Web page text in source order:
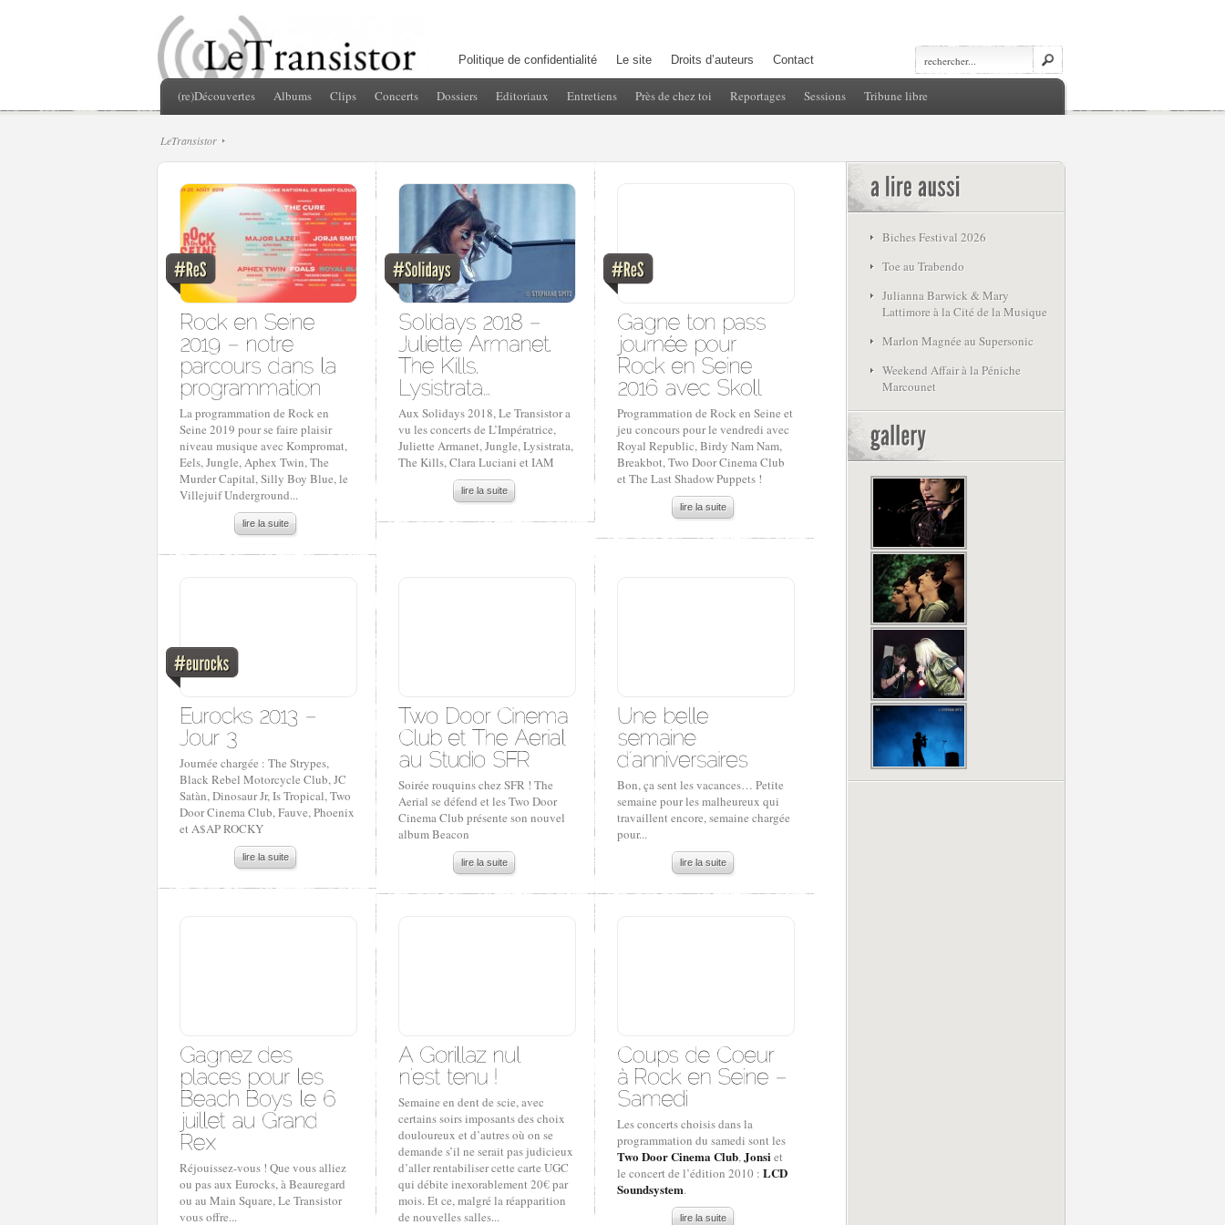
Politique de confidentialité Le site Droits d’auteurs Contact
(re)Découvertes Albums Clips Concerts Dossiers Editoriaux Entretiens Près de chez toi Reportages Sessions Tribune libre
LeTransistor
La programmation de Rock en
Seine 2019 pour se faire plaisir
niveau musique avec Kompromat,
Eels, Jungle, Aphex Twin, The
Murder Capital, Silly Boy Blue, le
Villejuif Underground...
lire la suite
Aux Solidays 2018, Le Transistor a
vu les concerts de L’Impératrice,
Juliette Armanet, Jungle, Lysistrata,
The Kills, Clara Luciani et IAM
lire la suite
Programmation de Rock en Seine et
jeu concours pour le vendredi avec
Royal Republic, Birdy Nam Nam,
Breakbot, Two Door Cinema Club
et The Last Shadow Puppets !
lire la suite
Journée chargée : The Strypes,
Black Rebel Motorcycle Club, JC
Satàn, Dinosaur Jr, Is Tropical, Two
Door Cinema Club, Fauve, Phoenix
et A$AP ROCKY
lire la suite
Soirée rouquins chez SFR ! The
Aerial se défend et les Two Door
Cinema Club présente son nouvel
album Beacon
lire la suite
Bon, ça sent les vacances… Petite
semaine pour les malheureux qui
travaillent encore, semaine chargée
pour...
lire la suite
Réjouissez-vous ! Que vous alliez
ou pas aux Eurocks, à Beauregard
ou au Main Square, Le Transistor
vous offre...
Semaine en dent de scie, avec
certains soirs imposants des choix
douloureux et d’autres où on se
demande s’il ne serait pas judicieux
d’aller rentabiliser cette carte UGC
qui débite inexorablement 20€ par
mois. Et ce, malgré la réapparition
de nouvelles salles...
Les concerts choisis dans la
programmation du samedi sont les
Two Door Cinema Club,Jonsiet
le concert de l’édition 2010 : LCD
Soundsystem.
lire la suite
Biches Festival 2026
Toe au Trabendo
Julianna Barwick & Mary
Lattimore à la Cité de la Musique
Marlon Magnée au Supersonic
Weekend Affair à la Péniche
Marcounet